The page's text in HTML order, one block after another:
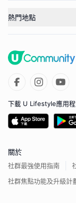
熱門地點
下載 U Lifestyle應用
關於
社群最強使用指南
社群焦點功能及升級計